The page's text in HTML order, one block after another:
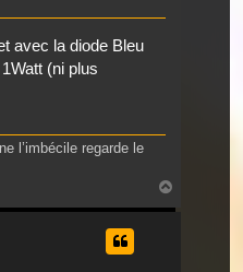
avec la diode Bleu
(ni plus
l’imbécile regarde le